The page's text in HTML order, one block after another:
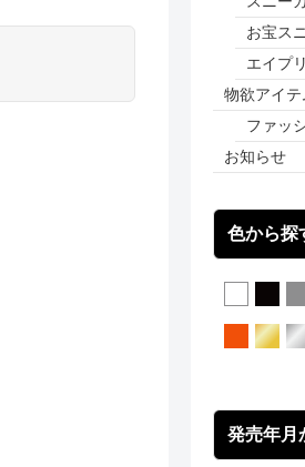
お宝ス
エイプ
物欲アイテ
ファッ
お知らせ
色から探
発売年月